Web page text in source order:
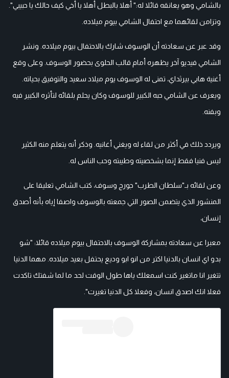
بالشامي وهو يعانقه قائلا له:" أهلا بالبطل أهلا يا أخي كيف حالك يا حبيبي".
وتزامن لقائهما مع احتفال الشامي بيوم ميلاده.
وقد عبر عن سعادته أن الوسوف شارك بالاحتفال بيوم ميلاده. ونشر
الشامي فيديو آخر يظهره أمام قالب الحلوى بحضور الوسوف. وعلى وقع
أغنية هابي بيرثداي، تمنى له الوسوف يوم ميلاد سعيد والتوفيق بحياته.
ويعرف عن الشامي حبه الكبير للوسوف وكان يحلم بلقائه لتأثره الكبير فيه
وبفنه.
ويردد ذلك في أكثر من لقاء له ويغني أغانيه. وذكر أنه يتعلم منه الكثير
ليس فنيا فقط إنما بشخصيته وطيبته وحب الناس له.
وعن لقائه بـ"سلطان الطرب" جورج وسوف، كتب الشامي تعليقا على
المنشور الذي يتضمن الصور التي جمعته بالوسوف واصفا إياه بأنه أصدق
إنسان،
معبرا عن سعادته بمشاركة الوسوف بالاحتفال بيوم ميلاده قائلا: "شو
بدو اي انسان بالدنيا اكتر من انو ابو وديع يحتفل بعيد ميلاده. مهما الدنيا
تتغير انا ماتغير كنت اسمعلك ياها طول الوقت لحد ما لما شفتك تاكدت
فعلا انك اصدق انسان، وفعلا كل الدنيا تغيرت".